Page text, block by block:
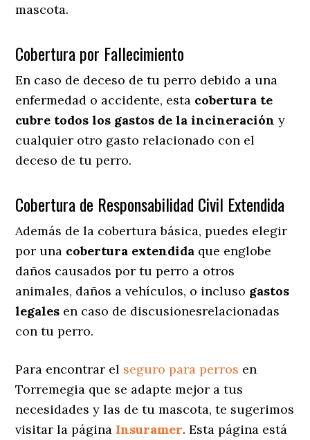
mascota.
Cobertura por Fallecimiento
En caso de deceso de tu perro debido a una
enfermedad o accidente, esta cobertura te
cubre todos los gastos de la incineración y
cualquier otro gasto relacionado con el
deceso de tu perro.
Cobertura de Responsabilidad Civil Extendida
Además de la cobertura básica, puedes elegir
por una cobertura extendida que englobe
daños causados por tu perro a otros
animales, daños a vehículos, o incluso gastos
legales en caso de discusionesrelacionadas
con tu perro.
Para encontrar el seguro para perros en
Torremegia que se adapte mejor a tus
necesidades y las de tu mascota, te sugerimos
visitar la página Insuramer. Esta página está